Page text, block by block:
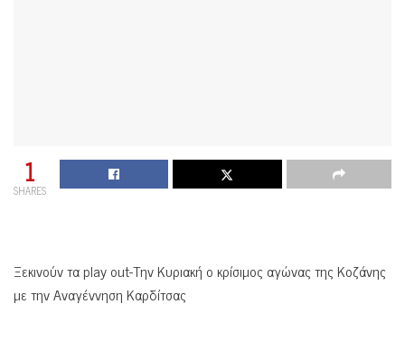
1
SHARES
Ξεκινούν τα play out-Την Κυριακή ο κρίσιμος αγώνας της Κοζάνης
με την Αναγέννηση Καρδίτσας